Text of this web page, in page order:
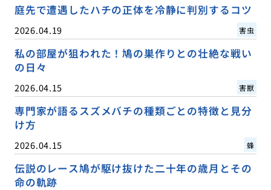
庭先で遭遇したハチの正体を冷静に判別するコツ
2026.04.19 害虫
私の部屋が狙われた！鳩の巣作りとの壮絶な戦い
の日々
2026.04.15 害獣
専門家が語るスズメバチの種類ごとの特徴と見分
け方
2026.04.15 蜂
伝説のレース鳩が駆け抜けた二十年の歳月とその
命の軌跡